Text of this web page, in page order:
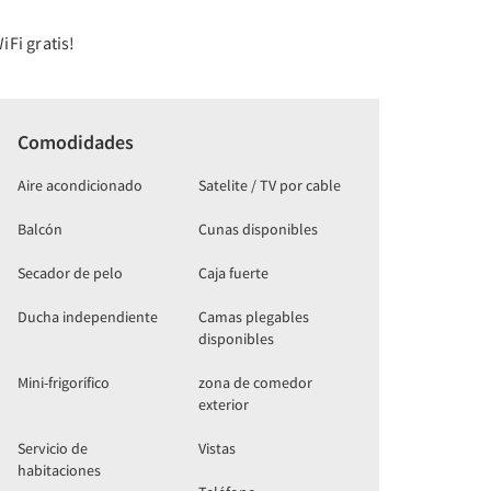
gratis!
Comodidades
Aire acondicionado Satelite / TV por cable
Balcón Cunas disponibles
Secador de pelo Caja fuerte
Ducha independiente
Camas plegables
disponibles
Mini-frigorífico
zona de comedor
exterior
Servicio de
habitaciones
Vistas